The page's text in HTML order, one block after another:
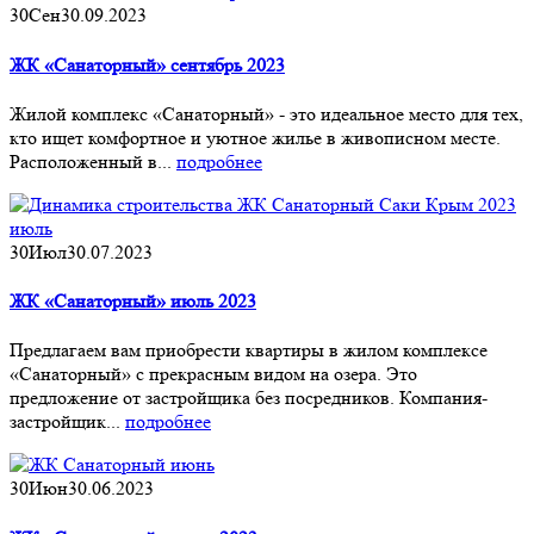
30Сен30.09.2023
ЖК «Санаторный» сентябрь 2023
Жилой комплекс «Санаторный» - это идеальное место для тех,
кто ищет комфортное и уютное жилье в живописном месте.
Расположенный в... подробнее
30Июл30.07.2023
ЖК «Санаторный» июль 2023
Предлагаем вам приобрести квартиры в жилом комплексе
«Санаторный» с прекрасным видом на озера. Это
предложение от застройщика без посредников. Компания-
застройщик... подробнее
30Июн30.06.2023